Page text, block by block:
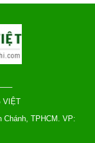
VIỆT
Chánh, TPHCM. VP: